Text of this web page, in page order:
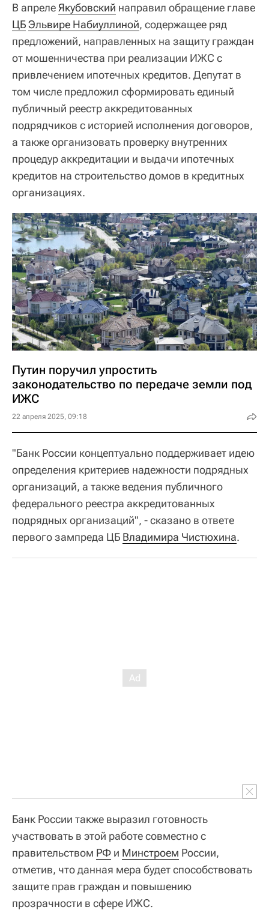
В апреле Якубовский направил обращение главе
ЦБЭльвире Набиуллиной, содержащее ряд
предложений, направленных на защиту граждан
от мошенничества при реализации ИЖС с
привлечением ипотечных кредитов. Депутат в
том числе предложил сформировать единый
публичный реестр аккредитованных
подрядчиков с историей исполнения договоров,
а также организовать проверку внутренних
процедур аккредитации и выдачи ипотечных
кредитов на строительство домов в кредитных
организациях.
Путин поручил упростить
законодательство по передаче земли под
ИЖС
22 апреля 2025, 09:18
"Банк России концептуально поддерживает идею
определения критериев надежности подрядных
организаций, а также ведения публичного
федерального реестра аккредитованных
подрядных организаций", - сказано в ответе
первого зампреда ЦБ Владимира Чистюхина.
Банк России также выразил готовность
участвовать в этой работе совместно с
правительством РФ и Минстроем России,
отметив, что данная мера будет способствовать
защите прав граждан и повышению
прозрачности в сфере ИЖС.